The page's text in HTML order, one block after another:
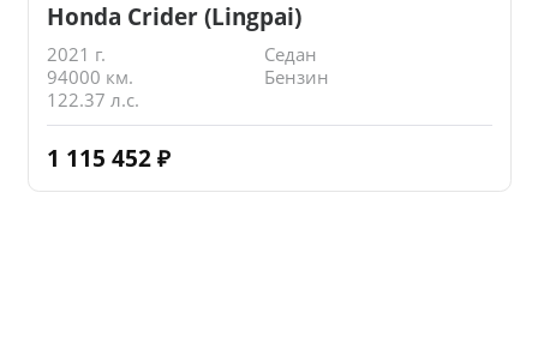
Honda Crider (Lingpai)
2021 г.
Седан
94000 км.
Бензин
122.37 л.с.
1 115 452 ₽